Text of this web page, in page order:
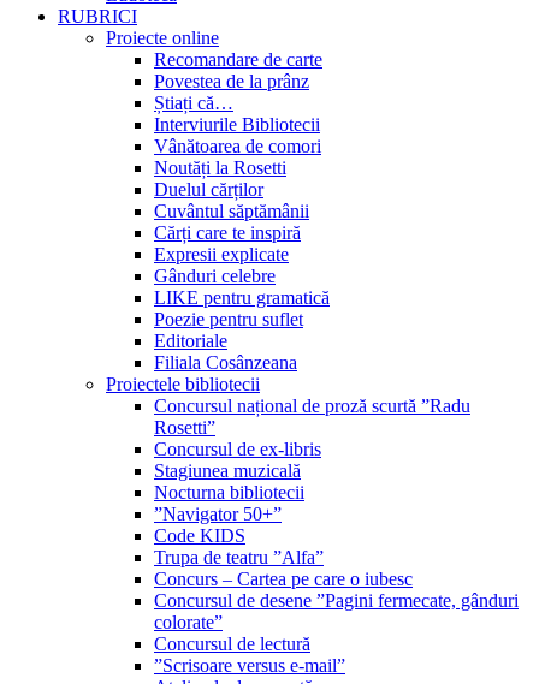
RUBRICI
Proiecte online
Recomandare de carte
Povestea de la prânz
Știați că…
Interviurile Bibliotecii
Vânătoarea de comori
Noutăți la Rosetti
Duelul cărților
Cuvântul săptămânii
Cărți care te inspiră
Expresii explicate
Gânduri celebre
LIKE pentru gramatică
Poezie pentru suflet
Editoriale
Filiala Cosânzeana
Proiectele bibliotecii
Concursul național de proză scurtă ”Radu
Rosetti”
Concursul de ex-libris
Stagiunea muzicală
Nocturna bibliotecii
”Navigator 50+”
Code KIDS
Trupa de teatru ”Alfa”
Concurs – Cartea pe care o iubesc
Concursul de desene ”Pagini fermecate, gânduri
colorate”
Concursul de lectură
”Scrisoare versus e-mail”